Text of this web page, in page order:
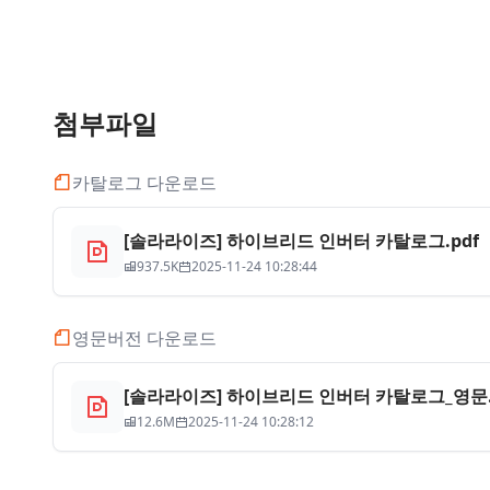
첨부파일
카탈로그 다운로드
[솔라라이즈] 하이브리드 인버터 카탈로그.pdf
937.5K 2025-11-24 10:28:44
영문버전 다운로드
[솔라라이즈] 하이브리드 인버터 카탈로그_영
12.6M 2025-11-24 10:28:12